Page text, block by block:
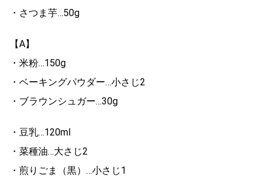
・さつま芋…50g
【A】
・米粉…150g
・ベーキングパウダー…小さじ2
・ブラウンシュガー…30g
・豆乳…120ml
・菜種油…大さじ2
・煎りごま（黒）…小さじ1